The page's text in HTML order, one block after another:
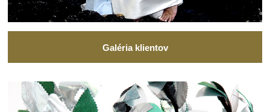
Galéria klientov